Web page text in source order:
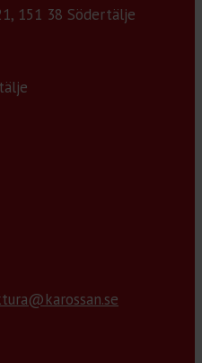
151 38 Södertälje